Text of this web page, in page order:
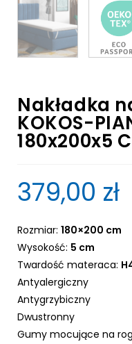
Nakładka
KOKOS-
180x200x5
379,00 zł
Rozmiar: 180×200 cm
Wysokość: 5 cm
Twardość materaca:
Antyalergiczny
Antygrzybiczny
Dwustronny
Gumy mocujące na